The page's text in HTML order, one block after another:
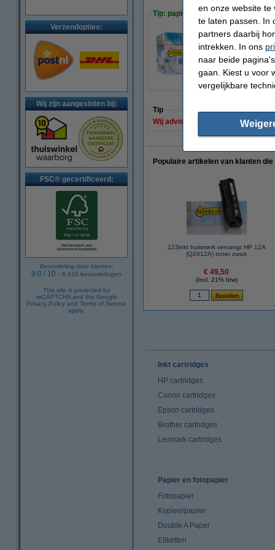
Verzendopties:
Wij zijn aangesloten bij:
FSC® gecertificeerd:
Beoordeling door klanten:
9.0 / 10 - 6.610 beoordelingen
This site is protected by
reCAPTCHA and the Google
Privacy Policy and Terms of Service
apply.
Tip: papier meebestellen
123inkt
€ 33,50
Tip
Wij adviseren u deze toner (het
Populaire artikelen van klanten
123inkt huismerk vervangt HP 12A
(Q2612A) toner zwart
€ 49,50
(Incl. 21% btw)
Inkt cartridges
HP cartridges
Canon cartridges
Epson cartridges
Brother cartridges
Lexmark cartridges
Papier en fotopapier
Fotopapier
Kopieerpapier
Double A Paper
Etiketten
en onze website te
te laten passen. In
partners daarbij
intrekken. In ons
naar beide
gaan. Kiest u voor
vergelijkbare